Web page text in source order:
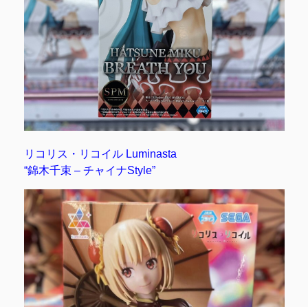
リコリス・リコイル Luminasta
“錦木千束 – チャイナStyle”